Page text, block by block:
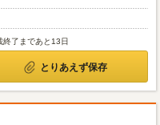
終了まであと13日
とりあえず保存